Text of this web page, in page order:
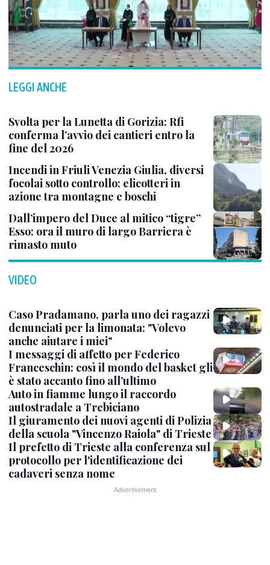
LEGGI ANCHE
Svolta per la Lunetta di Gorizia: Rfi
conferma l’avvio dei cantieri entro la
fine del 2026
Incendi in Friuli Venezia Giulia, diversi
focolai sotto controllo: elicotteri in
azione tra montagne e boschi
Dall’impero del Duce al mitico “tigre”
Esso: ora il muro di largo Barriera è
rimasto muto
VIDEO
Caso Pradamano, parla uno dei ragazzi
denunciati per la limonata: "Volevo
anche aiutare i miei"
I messaggi di affetto per Federico
Franceschin: così il mondo del basket gli
è stato accanto fino all’ultimo
Auto in fiamme lungo il raccordo
autostradale a Trebiciano
Il giuramento dei nuovi agenti di Polizia
della scuola "Vincenzo Raiola" di Trieste
Il prefetto di Trieste alla conferenza sul
protocollo per l'identificazione dei
cadaveri senza nome